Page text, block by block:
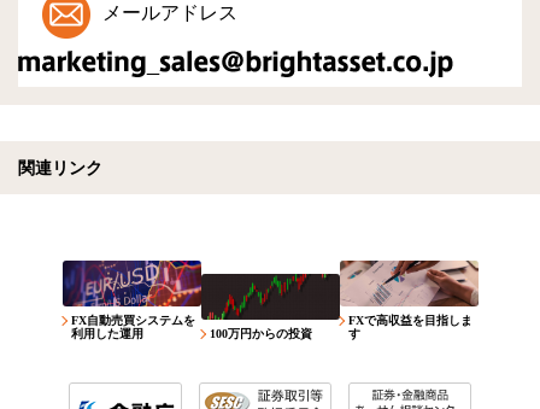
メールアドレス
関連リンク
FX自動売買システムを
利用した運用
100万円からの投資
FXで高収益を目指しま
す